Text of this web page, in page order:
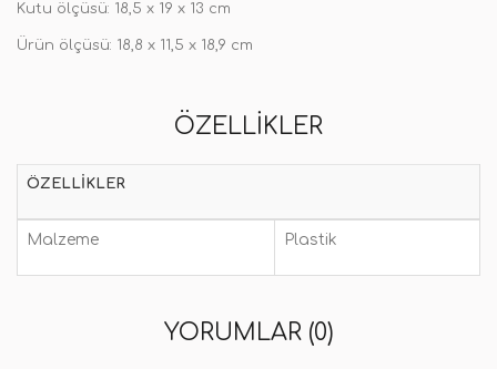
Kutu ölçüsü: 18,5 x 19 x 13 cm
Ürün ölçüsü: 18,8 x 11,5 x 18,9 cm
ÖZELLIKLER
ÖZELLIKLER
Malzeme Plastik
YORUMLAR (0)